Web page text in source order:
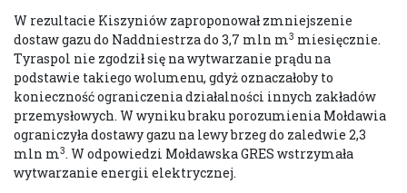
W rezultacie Kiszyniów zaproponował zmniejszenie
dostaw gazu do Naddniestrza do 3,7 mln m3 miesięcznie.
Tyraspol nie zgodził się na wytwarzanie prądu na
podstawie takiego wolumenu, gdyż oznaczałoby to
konieczność ograniczenia działalności innych zakładów
przemysłowych. W wyniku braku porozumienia Mołdawia
ograniczyła dostawy gazu na lewy brzeg do zaledwie 2,3
mln m3. W odpowiedzi Mołdawska GRES wstrzymała
wytwarzanie energii elektrycznej.